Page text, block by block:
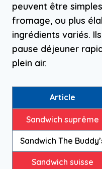
peuvent être
fromage, ou plus
ingrédients variés.
pause déjeuner
plein air.
Article
Sandwich suprême
Sandwich The
Sandwich suisse